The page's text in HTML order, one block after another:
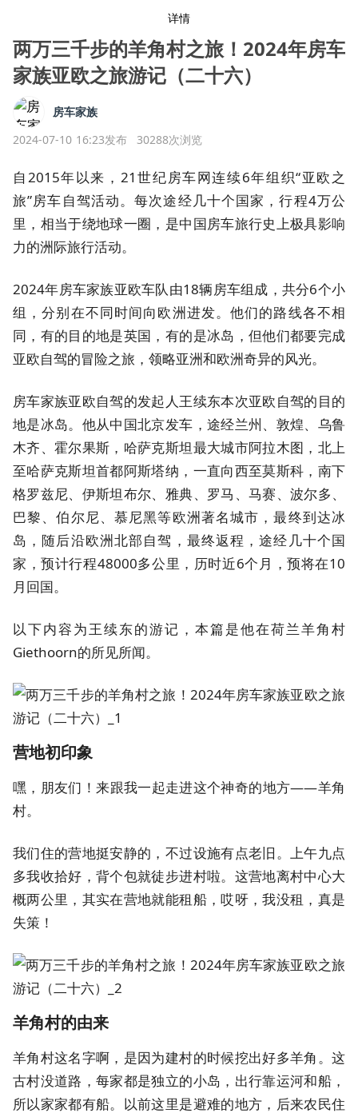
详情
两万三千步的羊角村之旅！2024年房车
家族亚欧之旅游记（二十六）
房车家族
2024-07-10 16:23发布
30288次浏览
自2015年以来，21世纪房车网连续6年组织“亚欧之
旅”房车自驾活动。每次途经几十个国家，行程4万公
里，相当于绕地球一圈，是中国房车旅行史上极具影响
力的洲际旅行活动。
2024年房车家族亚欧车队由18辆房车组成，共分6个小
组，分别在不同时间向欧洲进发。他们的路线各不相
同，有的目的地是英国，有的是冰岛，但他们都要完成
亚欧自驾的冒险之旅，领略亚洲和欧洲奇异的风光。
房车家族亚欧自驾的发起人王续东本次亚欧自驾的目的
地是冰岛。他从中国北京发车，途经兰州、敦煌、乌鲁
木齐、霍尔果斯，哈萨克斯坦最大城市阿拉木图，北上
至哈萨克斯坦首都阿斯塔纳，一直向西至莫斯科，南下
格罗兹尼、伊斯坦布尔、雅典、罗马、马赛、波尔多、
巴黎、伯尔尼、慕尼黑等欧洲著名城市，最终到达冰
岛，随后沿欧洲北部自驾，最终返程，途经几十个国
家，预计行程48000多公里，历时近6个月，预将在10
月回国。‍
以下内容为王续东的游记，本篇是他在荷兰羊角村
Giethoorn的所见所闻。
营地初印象
嘿，朋友们！来跟我一起走进这个神奇的地方——羊角
村。
我们住的营地挺安静的，不过设施有点老旧。上午九点
多我收拾好，背个包就徒步进村啦。这营地离村中心大
概两公里，其实在营地就能租船，哎呀，我没租，真是
失策！
羊角村的由来
羊角村这名字啊，是因为建村的时候挖出好多羊角。这
古村没道路，每家都是独立的小岛，出行靠运河和船，
所以家家都有船。以前这里是避难的地方，后来农民住